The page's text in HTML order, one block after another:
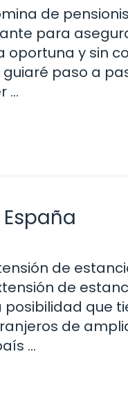
de
para
oportuna y sin
paso a
…
de
de
posibilidad que
de
…